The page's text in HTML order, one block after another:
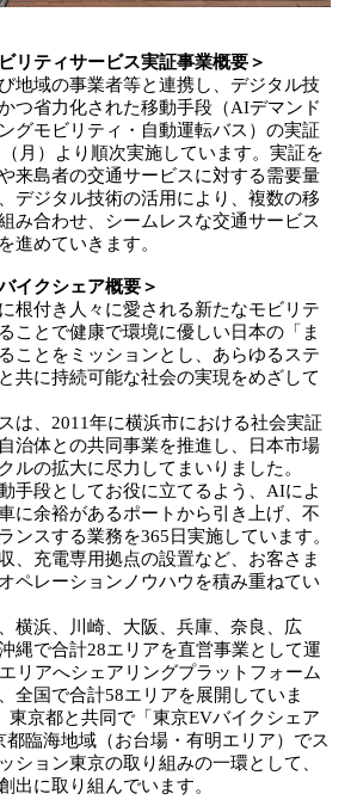
リティサービス実証事業概要＞
地域の事業者等と連携し、デジタル技
つ省力化された移動手段（AIデマンド
グモビリティ・自動運転バス）の実証
月）より順次実施しています。実証を
来島者の交通サービスに対する需要量
デジタル技術の活用により、複数の移
み合わせ、シームレスな交通サービス
進めていきます。
イクシェア概要＞
根付き人々に愛される新たなモビリテ
ことで健康で環境に優しい日本の「ま
ことをミッションとし、あらゆるステ
共に持続可能な社会の実現をめざして
は、2011年に横浜市における社会実証
治体との共同事業を推進し、日本市場
ルの拡大に尽力してまいりました。
手段としてお役に立てるよう、AIによ
に余裕があるポートから引き上げ、不
ンスする業務を365日実施しています。
、充電専用拠点の設置など、お客さま
ペレーションノウハウを積み重ねてい
横浜、川崎、大阪、兵庫、奈良、広
縄で合計28エリアを直営事業として運
リアへシェアリングプラットフォーム
全国で合計58エリアを展開していま
東京都と共同で「東京EVバイクシェア
都臨海地域（お台場・有明エリア）でス
ション東京の取り組みの一環として、
出に取り組んでいます。